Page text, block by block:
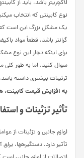
لاکچری­تر باشد، باید از
نوع کابینتی که انتخاب
گران­تر باشد، قطعاً مواد
برای اینکه دچار این نوع
سوال کنید. اما به طور کلی
تزئینات بیشتری داشته
به افزایش قیمت کابینت،
تأثیر تزئینات و
لوازم جانبی و تزئینات از
تأثیر دارد. دستگیره­ها،